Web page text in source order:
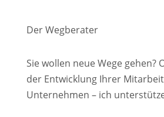
Der Wegberater
Sie wollen neue Wege gehen?
der Entwicklung Ihrer
Unternehmen – ich